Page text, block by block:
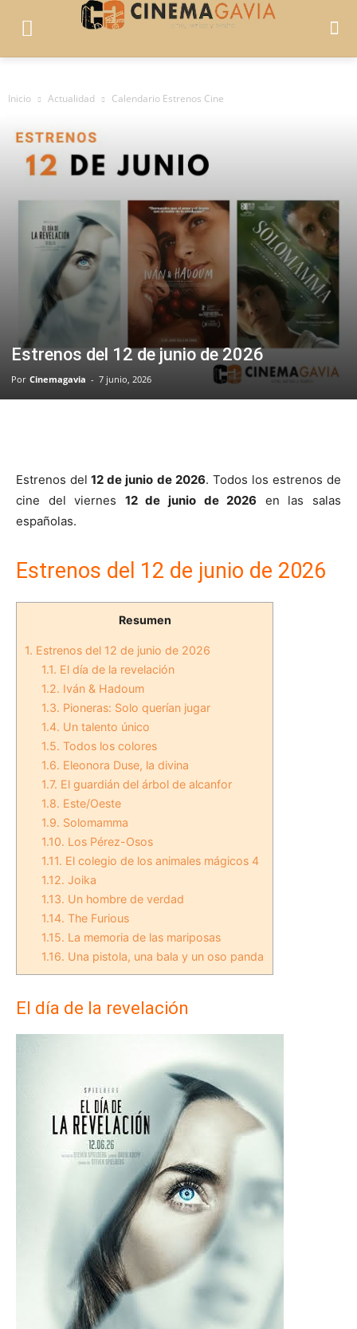
Inicio Actualidad Calendario Estrenos Cine
Estrenos del 12 de junio de 2026
Por Cinemagavia - 7 junio, 2026
Estrenos del 12 de junio de 2026. Todos los estrenos de
cine del viernes 12 de junio de 2026 en las salas
españolas.
Estrenos del 12 de junio de 2026
Resumen
1. Estrenos del 12 de junio de 2026
1.1. El día de la revelación
1.2. Iván & Hadoum
1.3. Pioneras: Solo querían jugar
1.4. Un talento único
1.5. Todos los colores
1.6. Eleonora Duse, la divina
1.7. El guardián del árbol de alcanfor
1.8. Este/Oeste
1.9. Solomamma
1.10. Los Pérez-Osos
1.11. El colegio de los animales mágicos 4
1.12. Joika
1.13. Un hombre de verdad
1.14. The Furious
1.15. La memoria de las mariposas
1.16. Una pistola, una bala y un oso panda
El día de la revelación